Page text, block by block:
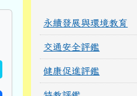
永續發展與環境教育
交通安全評鑑
健康促進評鑑